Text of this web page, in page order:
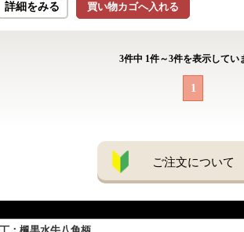
買い物カゴへ入れる
詳細をみる
3件中 1件～3件を表示してい
1
ご注文について